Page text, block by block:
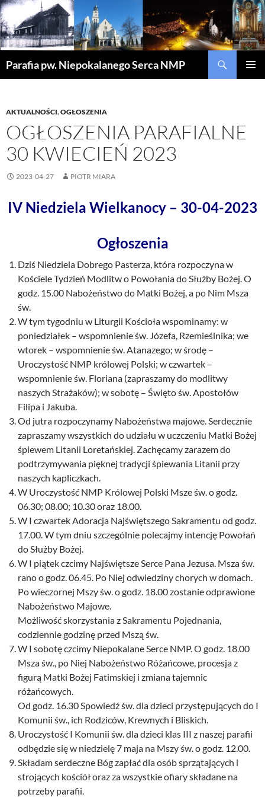
Parafia pw. Niepokalanego Serca NMP
AKTUALNOŚCI,OGŁOSZENIA
OGŁOSZENIA PARAFIALNE
30 KWIECIEŃ 2023
2023-04-27 PIOTR MIARA
IV Niedziela Wielkanocy – 30-04-2023
Ogłoszenia
Dziś Niedziela Dobrego Pasterza, która rozpoczyna w
Kościele Tydzień Modlitw o Powołania do Służby Bożej. O
godz. 15.00 Nabożeństwo do Matki Bożej, a po Nim Msza
św.
W tym tygodniu w Liturgii Kościoła wspominamy: w
poniedziałek – wspomnienie św. Józefa, Rzemieślnika; we
wtorek – wspomnienie św. Atanazego; w środę –
Uroczystość NMP królowej Polski; w czwartek –
wspomnienie św. Floriana (zapraszamy do modlitwy
naszych Strażaków); w sobotę – Święto św. Apostołów
Filipa i Jakuba.
Od jutra rozpoczynamy Nabożeństwa majowe. Serdecznie
zapraszamy wszystkich do udziału w uczczeniu Matki Bożej
śpiewem Litanii Loretańskiej. Zachęcamy zarazem do
podtrzymywania pięknej tradycji śpiewania Litanii przy
naszych kapliczkach.
W Uroczystość NMP Królowej Polski Msze św. o godz.
06.30; 08.00; 10.30 oraz 18.00.
W I czwartek Adoracja Najświętszego Sakramentu od godz.
17.00. W tym dniu szczególnie polecajmy intencję Powołań
do Służby Bożej.
W I piątek czcimy Najświętsze Serce Pana Jezusa. Msza św.
rano o godz. 06.45. Po Niej odwiedziny chorych w domach.
Po wieczornej Mszy św. o godz. 18.00 zostanie odprawione
Nabożeństwo Majowe.
Możliwość skorzystania z Sakramentu Pojednania,
codziennie godzinę przed Mszą św.
W I sobotę czcimy Niepokalane Serce NMP. O godz. 18.00
Msza św., po Niej Nabożeństwo Różańcowe, procesja z
figurą Matki Bożej Fatimskiej i zmiana tajemnic
różańcowych.
Od godz. 16.30 Spowiedź św. dla dzieci przystępujących do I
Komunii św., ich Rodziców, Krewnych i Bliskich.
Uroczystość I Komunii św. dla dzieci klas III z naszej parafii
odbędzie się w niedzielę 7 maja na Mszy św. o godz. 12.00.
Składam serdeczne Bóg zapłać dla osób sprzątających i
strojących kościół oraz za wszystkie ofiary składane na
potrzeby parafii.